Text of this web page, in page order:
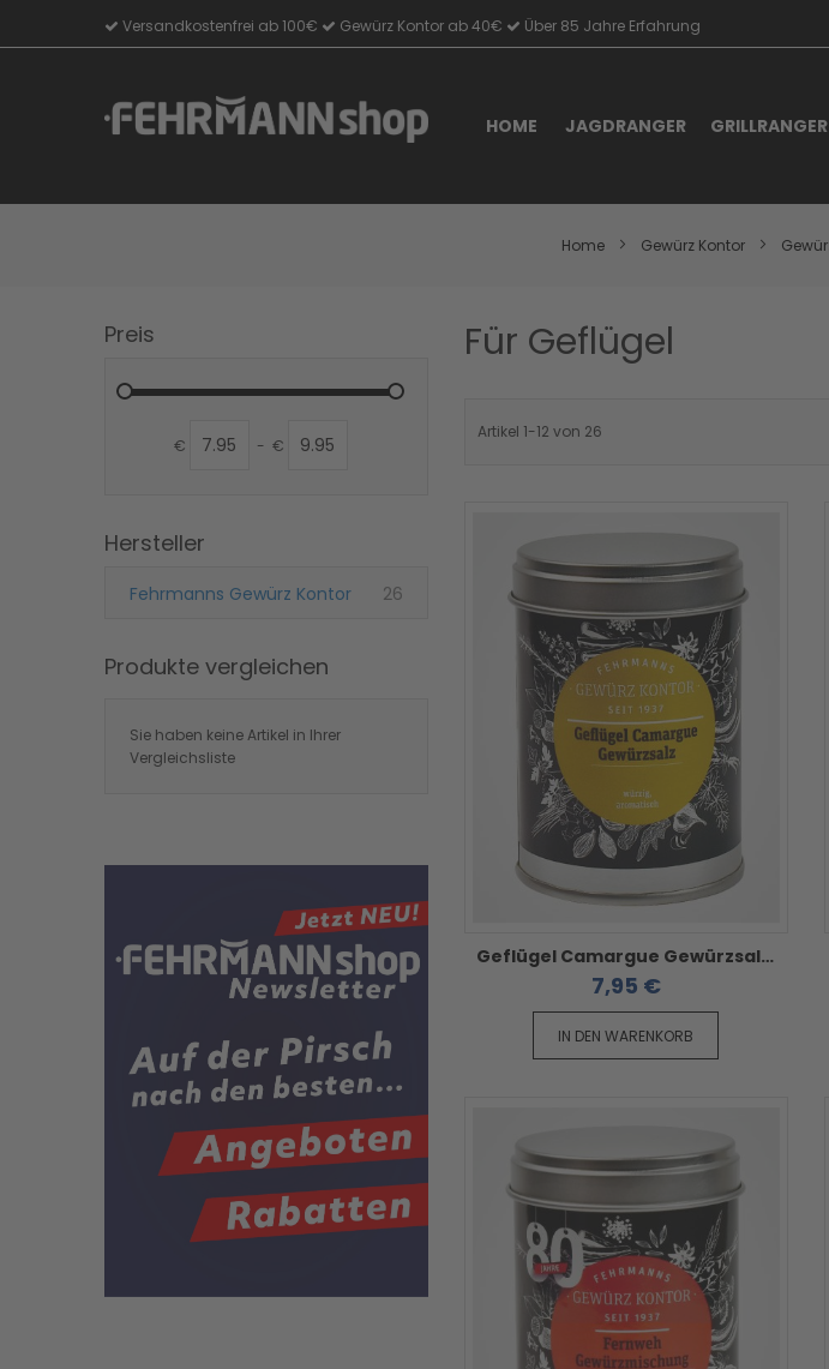
Versandkostenfrei ab 100€ Gewürz Kontor ab 40€ Über 85 Jahre Erfahrung
Direkt
HOME JAGDRANGER GRILLRANGER
Home Gewürz Kontor
Für Geflügel
Artikel 1-12 von 26
Geflügel Camargue Gewürzsalz - 130g
7,95 €
IN DEN WARENKORB
Preis
€ - €
Hersteller
Fehrmanns Gewürz Kontor 26
Produkte vergleichen
Sie haben keine Artikel in Ihrer
Vergleichsliste